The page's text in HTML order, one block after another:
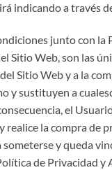
indicando a través
junto con la
Sitio Web, son las
Sitio Web y a la
y sustituyen a
el
realice la compra de
y queda
de Privacidad y